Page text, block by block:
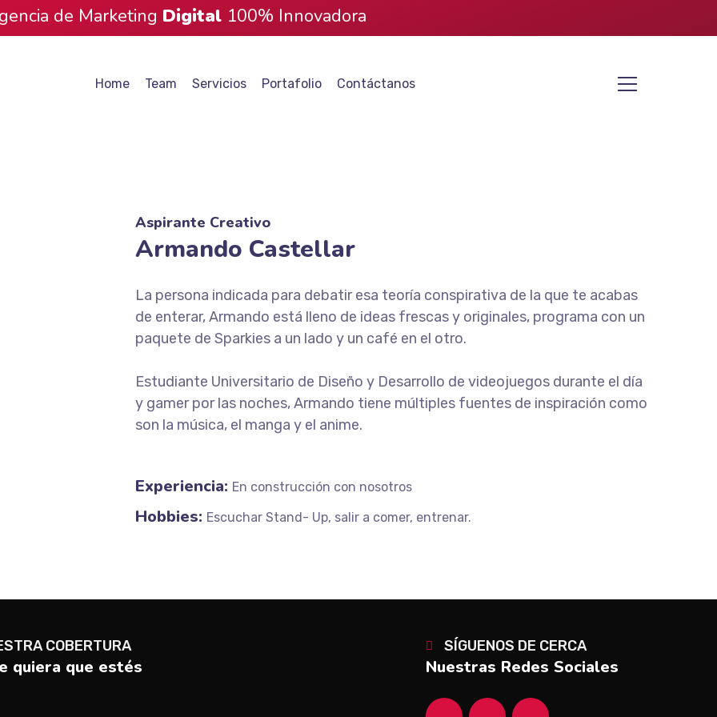
de Marketing Digital 100% Innovadora
Home Team Servicios Portafolio Contáctanos
Aspirante Creativo
Armando Castellar
La persona indicada para debatir esa teoría conspirativa de la que te acabas
de enterar, Armando está lleno de ideas frescas y originales, programa con un
paquete de Sparkies a un lado y un café en el otro.
Estudiante Universitario de Diseño y Desarrollo de videojuegos durante el día
y gamer por las noches, Armando tiene múltiples fuentes de inspiración como
son la música, el manga y el anime.
Experiencia: En construcción con nosotros
Hobbies: Escuchar Stand- Up, salir a comer, entrenar.
COBERTURA
quiera que estés
SÍGUENOS DE CERCA
Nuestras Redes Sociales